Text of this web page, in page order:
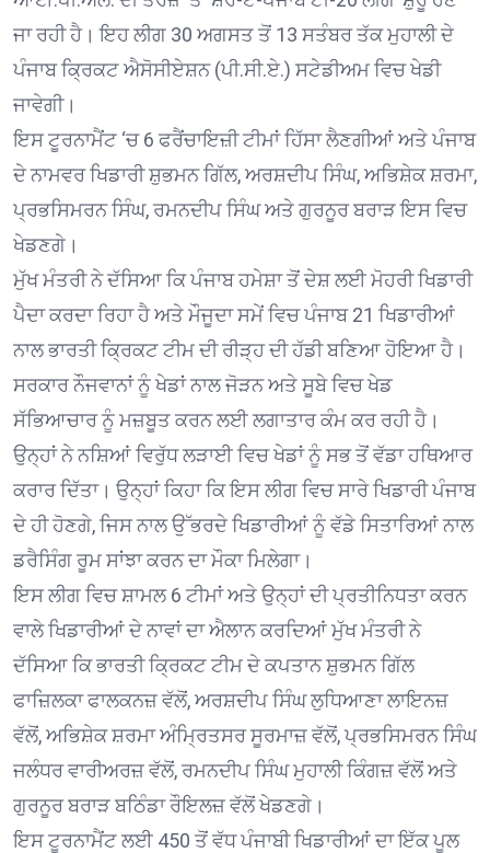
ਜਾ ਰਹੀ ਹੈ। ਇਹ ਲੀਗ 30 ਅਗਸਤ ਤੋਂ 13 ਸਤੰਬਰ ਤੱਕ ਮੁਹਾਲੀ ਦੇ
ਪੰਜਾਬ ਕ੍ਰਿਕਟ ਐਸੋਸੀਏਸ਼ਨ (ਪੀ.ਸੀ.ਏ.) ਸਟੇਡੀਅਮ ਵਿਚ ਖੇਡੀ
ਜਾਵੇਗੀ।
ਇਸ ਟੂਰਨਾਮੈਂਟ ‘ਚ 6 ਫਰੈਂਚਾਇਜ਼ੀ ਟੀਮਾਂ ਹਿੱਸਾ ਲੈਣਗੀਆਂ ਅਤੇ ਪੰਜਾਬ
ਦੇ ਨਾਮਵਰ ਖਿਡਾਰੀ ਸ਼ੁਭਮਨ ਗਿੱਲ, ਅਰਸ਼ਦੀਪ ਸਿੰਘ, ਅਭਿਸ਼ੇਕ ਸ਼ਰਮਾ,
ਪ੍ਰਭਸਿਮਰਨ ਸਿੰਘ, ਰਮਨਦੀਪ ਸਿੰਘ ਅਤੇ ਗੁਰਨੂਰ ਬਰਾੜ ਇਸ ਵਿਚ
ਖੇਡਣਗੇ।
ਮੁੱਖ ਮੰਤਰੀ ਨੇ ਦੱਸਿਆ ਕਿ ਪੰਜਾਬ ਹਮੇਸ਼ਾ ਤੋਂ ਦੇਸ਼ ਲਈ ਮੋਹਰੀ ਖਿਡਾਰੀ
ਪੈਦਾ ਕਰਦਾ ਰਿਹਾ ਹੈ ਅਤੇ ਮੌਜੂਦਾ ਸਮੇਂ ਵਿਚ ਪੰਜਾਬ 21 ਖਿਡਾਰੀਆਂ
ਨਾਲ ਭਾਰਤੀ ਕ੍ਰਿਕਟ ਟੀਮ ਦੀ ਰੀੜ੍ਹ ਦੀ ਹੱਡੀ ਬਣਿਆ ਹੋਇਆ ਹੈ।
ਸਰਕਾਰ ਨੌਜਵਾਨਾਂ ਨੂੰ ਖੇਡਾਂ ਨਾਲ ਜੋੜਨ ਅਤੇ ਸੂਬੇ ਵਿਚ ਖੇਡ
ਸੱਭਿਆਚਾਰ ਨੂੰ ਮਜ਼ਬੂਤ ਕਰਨ ਲਈ ਲਗਾਤਾਰ ਕੰਮ ਕਰ ਰਹੀ ਹੈ।
ਉਨ੍ਹਾਂ ਨੇ ਨਸ਼ਿਆਂ ਵਿਰੁੱਧ ਲੜਾਈ ਵਿਚ ਖੇਡਾਂ ਨੂੰ ਸਭ ਤੋਂ ਵੱਡਾ ਹਥਿਆਰ
ਕਰਾਰ ਦਿੱਤਾ। ਉਨ੍ਹਾਂ ਕਿਹਾ ਕਿ ਇਸ ਲੀਗ ਵਿਚ ਸਾਰੇ ਖਿਡਾਰੀ ਪੰਜਾਬ
ਦੇ ਹੀ ਹੋਣਗੇ, ਜਿਸ ਨਾਲ ਉੱਭਰਦੇ ਖਿਡਾਰੀਆਂ ਨੂੰ ਵੱਡੇ ਸਿਤਾਰਿਆਂ ਨਾਲ
ਡਰੈਸਿੰਗ ਰੂਮ ਸਾਂਝਾ ਕਰਨ ਦਾ ਮੌਕਾ ਮਿਲੇਗਾ।
ਇਸ ਲੀਗ ਵਿਚ ਸ਼ਾਮਲ 6 ਟੀਮਾਂ ਅਤੇ ਉਨ੍ਹਾਂ ਦੀ ਪ੍ਰਤੀਨਿਧਤਾ ਕਰਨ
ਵਾਲੇ ਖਿਡਾਰੀਆਂ ਦੇ ਨਾਵਾਂ ਦਾ ਐਲਾਨ ਕਰਦਿਆਂ ਮੁੱਖ ਮੰਤਰੀ ਨੇ
ਦੱਸਿਆ ਕਿ ਭਾਰਤੀ ਕ੍ਰਿਕਟ ਟੀਮ ਦੇ ਕਪਤਾਨ ਸ਼ੁਭਮਨ ਗਿੱਲ
ਫਾਜ਼ਿਲਕਾ ਫਾਲਕਨਜ਼ ਵੱਲੋਂ, ਅਰਸ਼ਦੀਪ ਸਿੰਘ ਲੁਧਿਆਣਾ ਲਾਇਨਜ਼
ਵੱਲੋਂ, ਅਭਿਸ਼ੇਕ ਸ਼ਰਮਾ ਅੰਮ੍ਰਿਤਸਰ ਸੂਰਮਾਜ਼ ਵੱਲੋਂ, ਪ੍ਰਭਸਿਮਰਨ ਸਿੰਘ
ਜਲੰਧਰ ਵਾਰੀਅਰਜ਼ ਵੱਲੋਂ, ਰਮਨਦੀਪ ਸਿੰਘ ਮੁਹਾਲੀ ਕਿੰਗਜ਼ ਵੱਲੋਂ ਅਤੇ
ਗੁਰਨੂਰ ਬਰਾੜ ਬਠਿੰਡਾ ਰੌਇਲਜ਼ ਵੱਲੋਂ ਖੇਡਣਗੇ।
ਇਸ ਟੂਰਨਾਮੈਂਟ ਲਈ 450 ਤੋਂ ਵੱਧ ਪੰਜਾਬੀ ਖਿਡਾਰੀਆਂ ਦਾ ਇੱਕ ਪੂਲ